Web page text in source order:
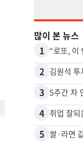
많이 본 뉴스
1
2 김원석
3 5주간 차
4 취업 잘
5